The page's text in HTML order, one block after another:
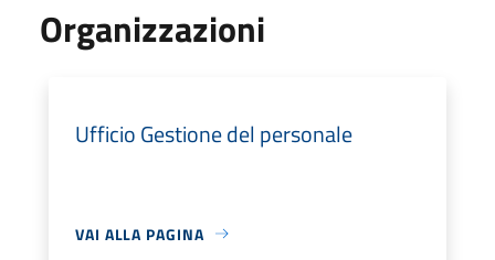
Organizzazioni
Ufficio Gestione del personale
VAI ALLA PAGINA